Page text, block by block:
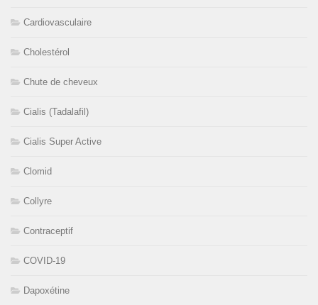
Cardiovasculaire
Cholestérol
Chute de cheveux
Cialis (Tadalafil)
Cialis Super Active
Clomid
Collyre
Contraceptif
COVID-19
Dapoxétine